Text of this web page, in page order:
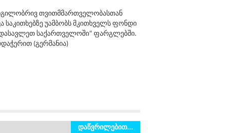
თვითმმართველობასთან
უამბობს მკითხველს ფონდი
დასავლეთ საქართველოში“ ფარგლებში.
(გერმანია)
დაწვრილებით...